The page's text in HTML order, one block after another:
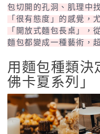
包切開的孔洞、肌理中
「很有態度」的感覺，
「開放式麵包長桌」，
麵包都變成一種藝術，
用麵包種類決
佛卡夏系列」